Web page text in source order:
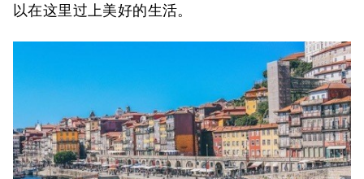
以在这里过上美好的生活。